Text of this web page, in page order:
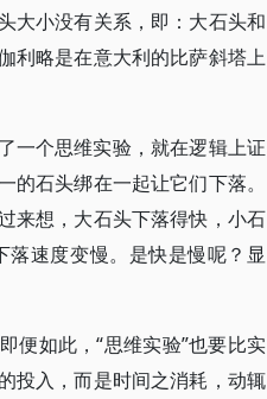
大小没有关系，即：大石头和
利略是在意大利的比萨斜塔上
一个思维实验，就在逻辑上证
石头绑在一起让它们下落。
来想，大石头下落得快，小石
速度变慢。是快是慢呢？显
便如此，“思维实验”也要比实
投入，而是时间之消耗，动辄